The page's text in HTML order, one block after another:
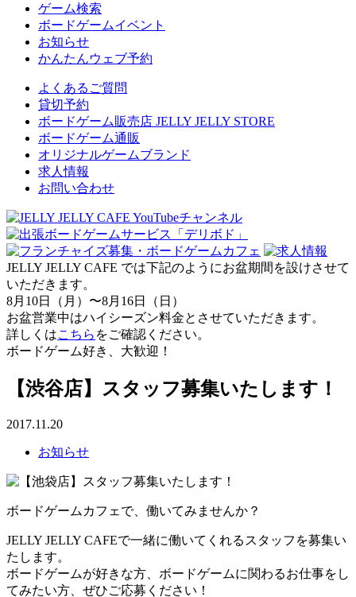
ゲーム検索
ボードゲームイベント
お知らせ
かんたんウェブ予約
よくあるご質問
貸切予約
ボードゲーム販売店 JELLY JELLY STORE
ボードゲーム通販
オリジナルゲームブランド
求人情報
お問い合わせ
JELLY JELLY CAFE では下記のようにお盆期間を設けさせて
いただきます。
8月10日（月）〜8月16日（日）
お盆営業中はハイシーズン料金とさせていただきます。
詳しくはこちら をご確認ください。
ボードゲーム好き、大歓迎！
【渋谷店】スタッフ募集いたします！
2017.11.20
お知らせ
ボードゲームカフェで、働いてみませんか？
JELLY JELLY CAFEで一緒に働いてくれるスタッフを募集い
たします。
ボードゲームが好きな方、ボードゲームに関わるお仕事をし
てみたい方、ぜひご応募ください！